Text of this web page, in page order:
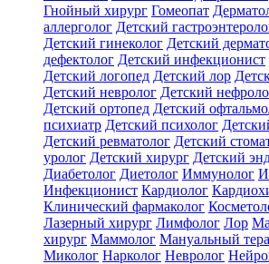
Гнойный хирург Гомеопат
аллерголог Детский
Детский гинеколог Детский
дефектолог Детский инфекционист
Детский логопед Детский лор
Детский невролог Детский
Детский ортопед Детский
психиатр Детский психолог
Детский ревматолог Детский
уролог Детский хирург Детский
Диабетолог Диетолог Иммунолог
Инфекционист Кардиолог
Клинический фармаколог
Лазерный хирург Лимфолог Лор
хирург Маммолог Мануальный
Миколог Нарколог Невролог